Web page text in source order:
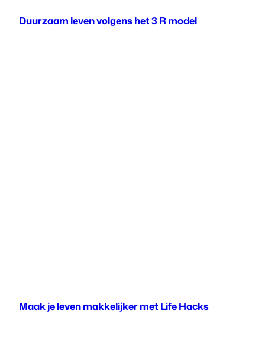
Duurzaam leven volgens het 3 R model
Maak je leven makkelijker met Life Hacks